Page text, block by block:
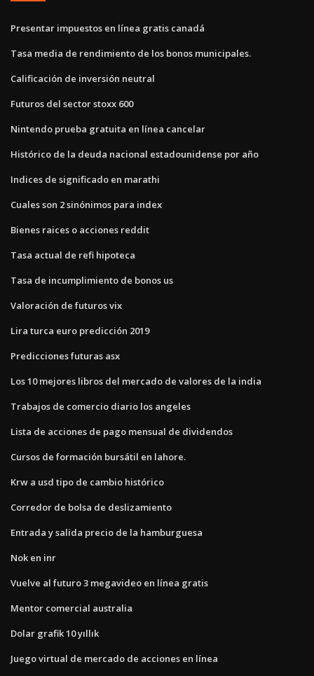
Presentar impuestos en línea gratis canadá
Tasa media de rendimiento de los bonos municipales.
Calificación de inversión neutral
Futuros del sector stoxx 600
Nintendo prueba gratuita en línea cancelar
Histórico de la deuda nacional estadounidense por año
Indices de significado en marathi
Cuales son 2 sinónimos para index
Bienes raices o acciones reddit
Tasa actual de refi hipoteca
Tasa de incumplimiento de bonos us
Valoración de futuros vix
Lira turca euro predicción 2019
Predicciones futuras asx
Los 10 mejores libros del mercado de valores de la india
Trabajos de comercio diario los angeles
Lista de acciones de pago mensual de dividendos
Cursos de formación bursátil en lahore.
Krw a usd tipo de cambio histórico
Corredor de bolsa de deslizamiento
Entrada y salida precio de la hamburguesa
Nok en inr
Vuelve al futuro 3 megavideo en línea gratis
Mentor comercial australia
Dolar grafik 10 yıllık
Juego virtual de mercado de acciones en línea